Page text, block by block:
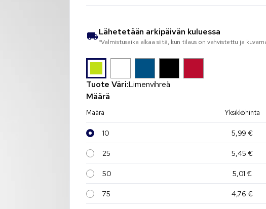
Lähetetään arkipäivän kuluessa
*Valmistusaika alkaa siitä, kun tilaus on vahvistettu ja
Tuote Väri:Limenvihreä
Määrä
Määrä Yksikköhinta
10 5,99 €
25 5,45 €
50 5,01 €
75 4,76 €